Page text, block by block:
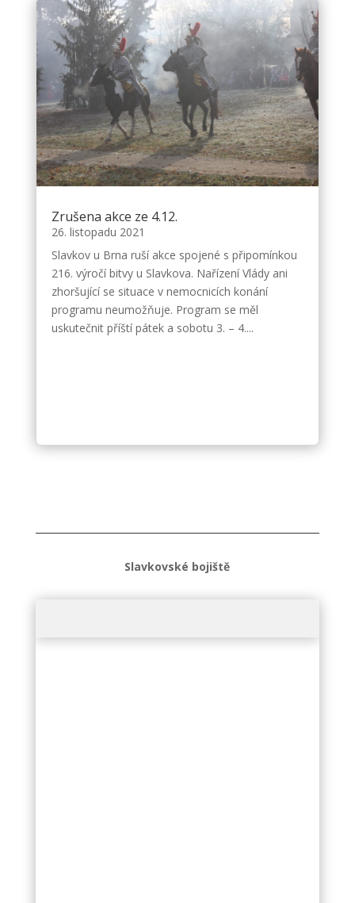
Zrušena akce ze 4.12.
26. listopadu 2021
Slavkov u Brna ruší akce spojené s připomínkou
216. výročí bitvy u Slavkova. Nařízení Vlády ani
zhoršující se situace v nemocnicích konání
programu neumožňuje. Program se měl
uskutečnit příští pátek a sobotu 3. – 4....
Slavkovské bojiště